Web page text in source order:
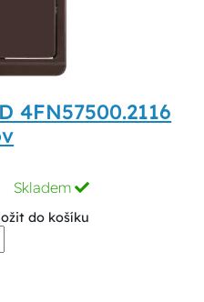
4FN57500.2116
Skladem
do košíku